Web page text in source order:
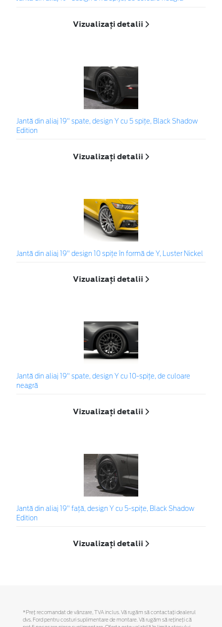
Vizualizați detalii
Jantă din aliaj 19" spate, design Y cu 5 spițe, Black Shadow
Edition
Vizualizați detalii
Jantă din aliaj 19" design 10 spiţe în formă de Y, Luster Nickel
Vizualizați detalii
Jantă din aliaj 19" spate, design Y cu 10-spiţe, de culoare
neagră
Vizualizați detalii
Jantă din aliaj 19" față, design Y cu 5-spițe, Black Shadow
Edition
Vizualizați detalii
*Preţ recomandat de vânzare, TVA inclus. Vă rugăm să contactaţi dealerul
dvs. Ford pentru costuri suplimentare de montare. Vă rugăm să reţineţi că